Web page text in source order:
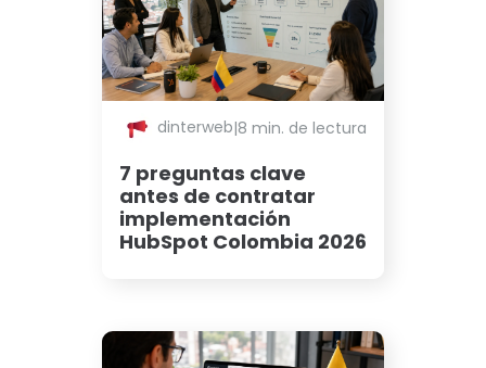
dinterweb|8 min. de lectura
7 preguntas clave
antes de contratar
implementación
HubSpot Colombia 2026